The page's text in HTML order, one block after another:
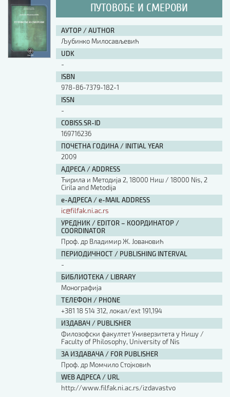
ISBN ПУТОВОЂЕ И СМЕРОВИ
АУТОР / AUTHOR
Љубинко Милосављевић
UDK
-
ISBN
978-86-7379-182-1
ISSN
-
COBISS.SR-ID
169716236
ПОЧЕТНА ГОДИНА / INITIAL YEAR
2009
АДРЕСА / ADDRESS
Ћирила и Методија 2, 18000 Ниш / 18000 Nis, 2
Cirila and Metodija
е-АДРЕСА / e-MAIL ADDRESS
ic@filfak.ni.ac.rs
УРЕДНИК / EDITOR – КООРДИНАТОР /
COORDINATOR
Проф. др Владимир Ж. Јовановић
ПЕРИОДИЧНОСТ / PUBLISHING INTERVAL
-
БИБЛИОТЕКА / LIBRARY
Монографија
ТЕЛЕФОН / PHONE
+381 18 514 312, локал/ext 191,194
ИЗДАВАЧ / PUBLISHER
Филозофски факултет Универзитета у Нишу /
Faculty of Philosophy, University of Nis
ЗА ИЗДАВАЧА / FOR PUBLISHER
Проф. др Момчило Стојковић
WEB АДРЕСА / URL
http://www.filfak.ni.ac.rs/izdavastvo